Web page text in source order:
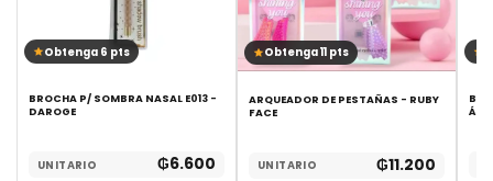
Obtenga 6 pts
BROCHA P/ SOMBRA NASAL E013 -
DAROGE
UNITARIO ₲6.600
Obtenga 11 pts
ARQUEADOR DE PESTAÑAS - RUBY
FACE
UNITARIO ₲11.200